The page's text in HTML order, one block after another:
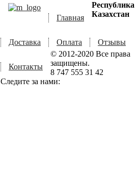
Главная
Доставка Оплата Отзывы
Контакты
Республика
Казахстан
© 2012-2020 Все права
защищены.
8 747 555 31 42
Следите за нами: